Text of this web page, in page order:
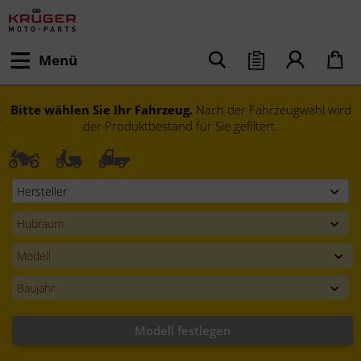
Menü
Bitte wählen Sie Ihr Fahrzeug. Nach der Fahrzeugwahl wird
der Produktbestand für Sie gefiltert.
Modell festlegen